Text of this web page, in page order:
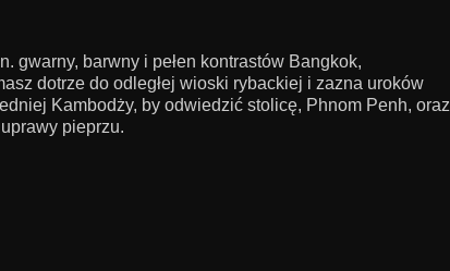
gwarny, barwny i pełen kontrastów Bangkok,
dotrze do odległej wioski rybackiej i zazna uroków
Kambodży, by odwiedzić stolicę, Phnom Penh, oraz
pieprzu.